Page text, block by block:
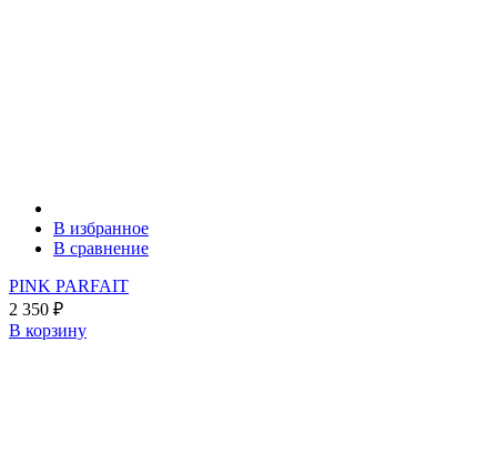
В избранное
В сравнение
PINK PARFAIT
2 350 ₽
В корзину